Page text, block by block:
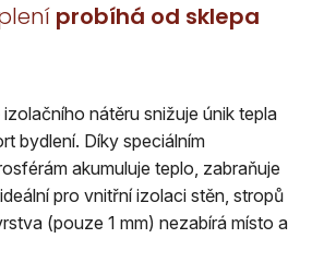
probíhá od sklepa
nátěru snižuje únik tepla
bydlení. Díky speciálním
akumuluje teplo, zabraňuje
pro vnitřní izolaci stěn, stropů
(pouze 1 mm) nezabírá místo a